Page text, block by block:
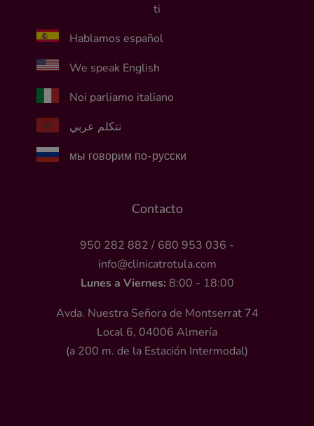
ti
Hablamos español
We speak English
Noi parliamo italiano
نتكلم عربي
мы говорим по-русски
Contacto
950 282 882 / 680 953 036 -
info@clinicatrotula.com
Lunes a Viernes: 8:00 - 18:00
Avda. Nuestra Señora de Montserrat 74
Local 6, 04006 Almería
(a 200 m. de la Estación Intermodal)